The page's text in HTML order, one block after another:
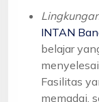
INTAN
belajar
Fasilitas
memadai,